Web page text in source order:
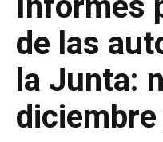
de las
la Junta: